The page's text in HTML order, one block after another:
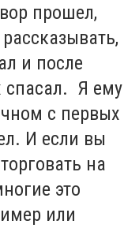
прошел,
и после
спасал. Я ему
с первых
И если вы
на
это
или